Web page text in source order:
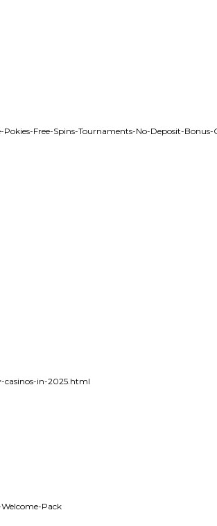
Free-Spins-Tournaments-No-Deposit-
casinos-in-2025.html
Pack